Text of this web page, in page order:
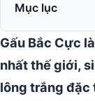
Mục lục
Gấu Bắc Cực
nhất thế giới,
lông trắng đặc